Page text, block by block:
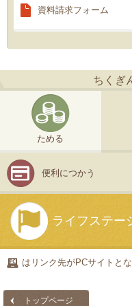
資料請求フォーム
ちくぎ
ためる
便利につかう
ライフステー
はリンク先がPCサイトと
トップページ